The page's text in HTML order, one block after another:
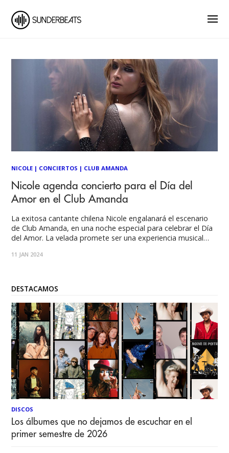
NICOLE | CONCIERTOS | CLUB AMANDA
Nicole agenda concierto para el Día del
Amor en el Club Amanda
La exitosa cantante chilena Nicole engalanará el escenario
de Club Amanda, en una noche especial para celebrar el Día
del Amor. La velada promete ser una experiencia musical
Nicole, reconocida por su talento indiscutible, presentará un
11 JAN 2024
DESTACAMOS
DISCOS
Los álbumes que no dejamos de escuchar en el
primer semestre de 2026